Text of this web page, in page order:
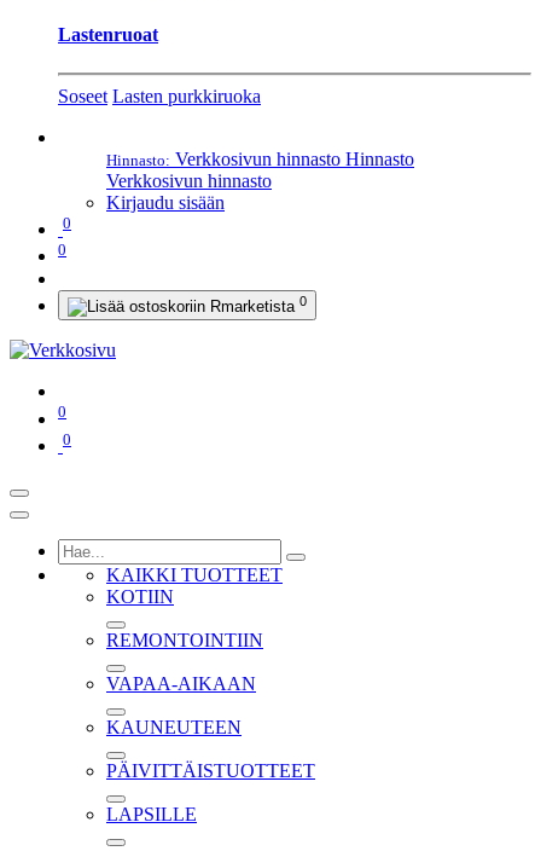
Lastenruoat
Soseet Lasten purkkiruoka
Hinnasto: Verkkosivun hinnasto Hinnasto
Verkkosivun hinnasto
Kirjaudu sisään
0
0
0
0
0
KAIKKI TUOTTEET
KOTIIN
REMONTOINTIIN
VAPAA-AIKAAN
KAUNEUTEEN
PÄIVITTÄISTUOTTEET
LAPSILLE